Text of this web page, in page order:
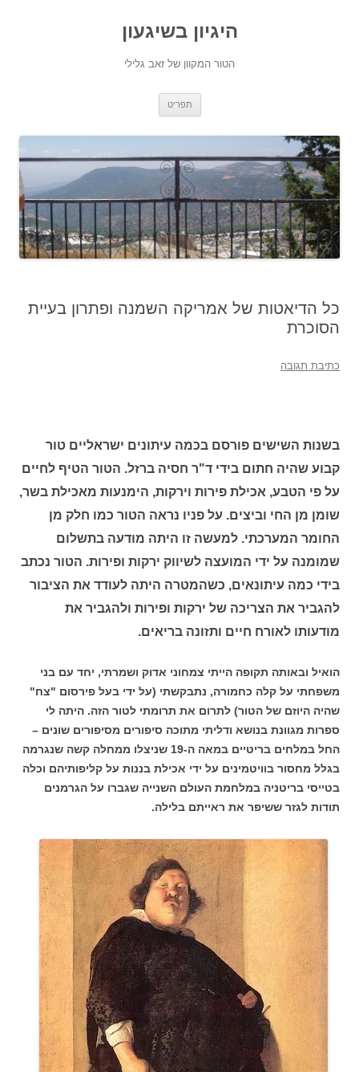
היגיון בשיגעון
הטור המקוון של זאב גלילי
תפריט
כל הדיאטות של אמריקה השמנה ופתרון בעיית
הסוכרת
כתיבת תגובה
בשנות השישים פורסם בכמה עיתונים ישראליים טור
קבוע שהיה חתום בידי ד"ר חסיה ברזל. הטור הטיף לחיים
על פי הטבע, אכילת פירות וירקות, הימנעות מאכילת בשר,
שומן מן החי וביצים. על פניו נראה הטור כמו חלק מן
החומר המערכתי. למעשה זו היתה מודעה בתשלום
שמומנה על ידי המועצה לשיווק ירקות ופירות. הטור נכתב
בידי כמה עיתונאים, כשהמטרה היתה לעודד את הציבור
להגביר את הצריכה של ירקות ופירות ולהגביר את
מודעותו לאורח חיים ותזונה בריאים.
הואיל ובאותה תקופה הייתי צמחוני אדוק ושמרתי, יחד עם בני
משפחתי על קלה כחמורה, נתבקשתי (על ידי בעל פירסום "צח"
שהיה היוזם של הטור) לתרום את תרומתי לטור הזה. היתה לי
ספרות מגוונת בנושא ודליתי מתוכה סיפורים מסיפורים שונים –
החל במלחים בריטיים במאה ה-19 שניצלו ממחלה קשה שנגרמה
בגלל מחסור בוויטמינים על ידי אכילת בננות על קליפותיהם וכלה
בטייסי בריטניה במלחמת העולם השנייה שגברו על הגרמנים
תודות לגזר ששיפר את ראייתם בלילה.